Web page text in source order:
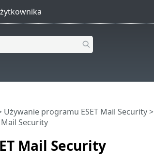
Mail Security
Używanie programu ESET Mail Security>
Security